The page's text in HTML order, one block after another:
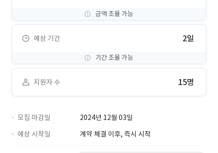
금액 조율 가능
예상 기간 2일
기간 조율 가능
지원자 수 15명
모집 마감일
2024년 12월 03일
예상 시작일
계약 체결 이후, 즉시 시작